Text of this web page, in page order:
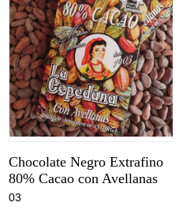
Chocolate Negro Extrafino
80% Cacao con Avellanas
03